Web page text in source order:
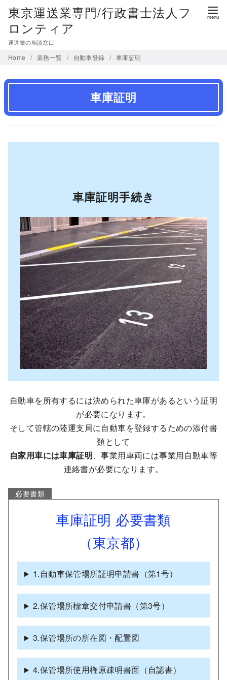
東京運送業専門/行政書士法人フ
ロンティア
運送業の相談窓口
Home 業務一覧 自動車登録 車庫証明
車庫証明
車庫証明手続き
自動車を所有するには決められた車庫があるという証明
が必要になります。
そして管轄の陸運支局に自動車を登録するための添付書
類として
自家用車には車庫証明 、事業用車両には事業用自動車等
連絡書が必要になります。
必要書類
車庫証明 必要書類
（東京都）
1.自動車保管場所証明申請書（第1号）
2.保管場所標章交付申請書（第3号）
3.保管場所の所在図・配置図
4.保管場所使用権原疎明書面（自認書）